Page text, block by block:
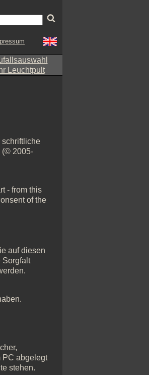
Ihr Leuchtpult
schriftliche
(© 2005-
- from this
of the
auf diesen
Sorgfalt
PC abgelegt
stehen.